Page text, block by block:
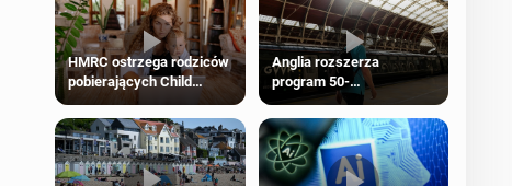
HMRC ostrzega rodziców
pobierających Child
Benefit. Mogą być
zobowiązani do zwrotu
zasiłku
Anglia rozszerza
program 50-
procentowych zniżek
kolejowych na 18-latków